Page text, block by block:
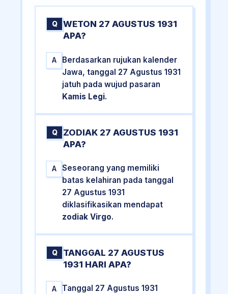
Q
WETON 27 AGUSTUS 1931
APA?
A
Berdasarkan rujukan kalender
Jawa, tanggal 27 Agustus 1931
jatuh pada wujud pasaran
Kamis Legi.
Q
ZODIAK 27 AGUSTUS 1931
APA?
A
Seseorang yang memiliki
batas kelahiran pada tanggal
27 Agustus 1931
diklasifikasikan mendapat
zodiak Virgo.
Q
TANGGAL 27 AGUSTUS
1931 HARI APA?
A
Tanggal 27 Agustus 1931